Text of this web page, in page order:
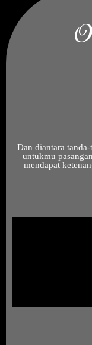
Dan diantara
untukmu
mendapat